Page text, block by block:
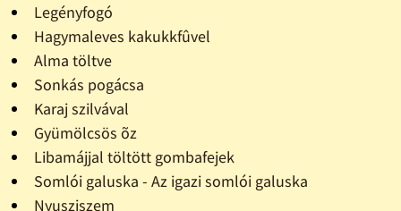
Legényfogó
Hagymaleves kakukkfûvel
Alma töltve
Sonkás pogácsa
Karaj szilvával
Gyümölcsös õz
Libamájjal töltött gombafejek
Somlói galuska - Az igazi somlói galuska
Nyusziszem